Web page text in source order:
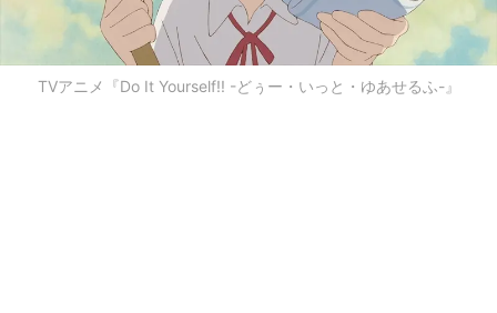
TVアニメ『Do It Yourself!! -どぅー・いっと・ゆあせるふ-』